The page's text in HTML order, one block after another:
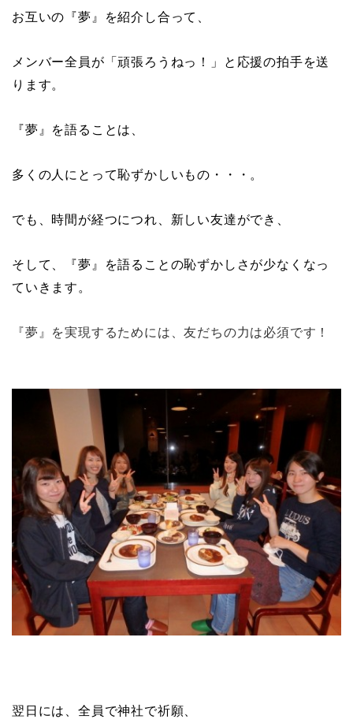
お互いの『夢』を紹介し合って、
メンバー全員が「頑張ろうねっ！」と応援の拍手を送
ります。
『夢』を語ることは、
多くの人にとって恥ずかしいもの・・・。
でも、時間が経つにつれ、新しい友達ができ、
そして、『夢』を語ることの恥ずかしさが少なくなっ
ていきます。
『夢』を実現するためには、友だちの力は必須です！
翌日には、全員で神社で祈願、